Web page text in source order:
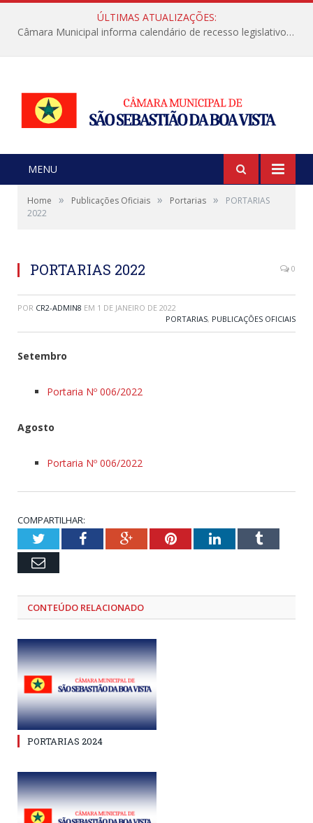
ÚLTIMAS ATUALIZAÇÕES:
Câmara Municipal informa calendário de recesso legislativo de julho
MENU
Home » Publicações Oficiais » Portarias »
PORTARIAS
2022
PORTARIAS 2022 0
POR CR2-ADMIN8 EM 1 DE JANEIRO DE 2022
PORTARIAS, PUBLICAÇÕES OFICIAIS
Setembro
Portaria Nº 006/2022
Agosto
Portaria Nº 006/2022
COMPARTILHAR:
TwitterFacebookGoogle+PinterestLinkedInTumblr
Email
CONTEÚDO RELACIONADO
PORTARIAS 2024